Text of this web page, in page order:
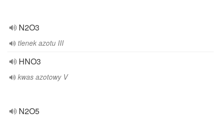
N2O3
tlenek azotu III
HNO3
kwas azotowy V
N2O5